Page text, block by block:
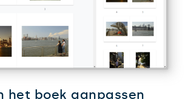
het boek aanpassen